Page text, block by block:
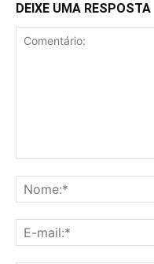
DEIXE UMA RESPOSTA